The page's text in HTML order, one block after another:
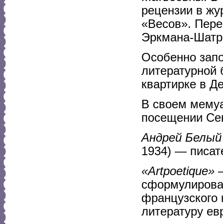
рецензии в
«Весов».
Эркмана-
Особенно
квартирке в
В своем
посещении
Андрей Белый
1934) —
«Artpoetique»
литературу